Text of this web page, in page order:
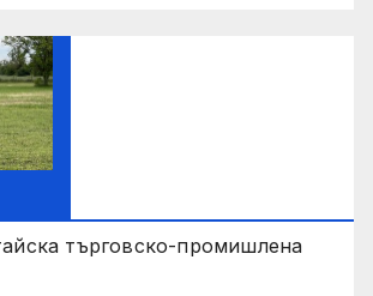
търговско-промишлена